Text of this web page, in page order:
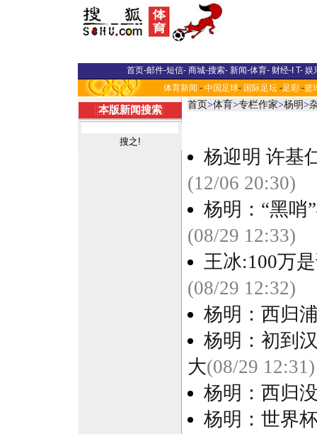
首页-邮件-短信- 商城-搜索- 新闻-体育- 财经-I T- 娱
体育新闻 - 中国足球- 国际足坛 -足彩 -篮
本版新闻搜索 首页>体育>专栏作家>杨明>
杨迎明 许基
(12/06 20:30)
杨明：“黑哨
(08/29 12:33)
王冰:100万
(08/29 12:32)
杨明：西归
杨明：初到
大(08/29 12:31)
杨明：西归
杨明：世界